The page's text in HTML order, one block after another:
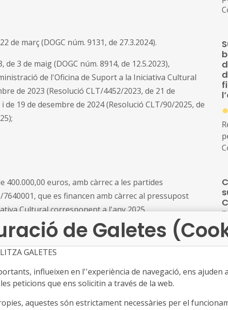
de març (DOGC núm. 9131, de 27.3.2024).
3 de maig (DOGC núm. 8914, de 12.5.2023),
de l'Oficina de Suport a la Iniciativa Cultural
de 2023 (Resolució CLT/4452/2023, de 21 de
de 19 de desembre de 2024 (Resolució CLT/90/2025, de
400.000,00 euros, amb càrrec a les partides
que es financen amb càrrec al pressupost
Cultural corresponent a l'any 2025.
fins a les 14:00:00 hores.
través de la Seu electrònica de l'Administració de la
gencat (http://cultura.gencat.cat/ca/tramits
●
de Galetes
GALETES
influeixen en l''experiència de navegació, ens ajuden
peticions que ens solicitin a través de la web.
aquestes són estrictament necessàries per el